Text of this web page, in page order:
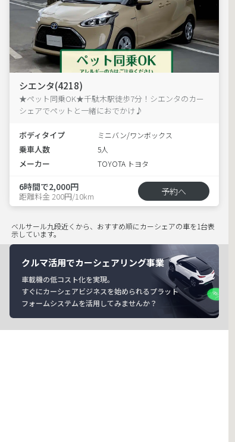
シエンタ(4218)
★ペット同乗OK★千駄木駅徒歩7分！シエンタのカー
シェアでペットと一緒におでかけ♪
ボディタイプ ミニバン/ワンボックス
乗車人数 5人
メーカー TOYOTA トヨタ
6時間で2,000円
距離料金 200円/10km 予約へ
ベルサール九段近くから、おすすめ順にカーシェアの車を1台表
示しています。
クルマ活用でカーシェアリング事業
車載機の低コスト化を実現。
すぐにカーシェアビジネスを始められるプラット
フォームシステムを活用してみませんか？